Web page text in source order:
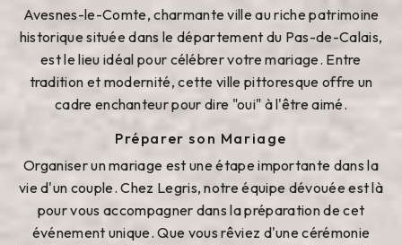
Avesnes-le-Comte, charmante ville au riche patrimoine
historique située dans le département du Pas-de-Calais,
est le lieu idéal pour célébrer votre mariage. Entre
tradition et modernité, cette ville pittoresque offre un
cadre enchanteur pour dire "oui" à l'être aimé.
Préparer son Mariage
Organiser un mariage est une étape importante dans la
vie d'un couple. Chez Legris, notre équipe dévouée est là
pour vous accompagner dans la préparation de cet
événement unique. Que vous rêviez d'une cérémonie